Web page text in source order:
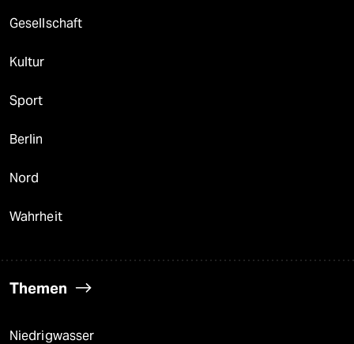
wahrheit
verlag
verlag
veranstaltungen
unterstützen
abo
genossenschaft
Gesellschaft
Kultur
Sport
Berlin
Nord
Wahrheit
Themen
Niedrigwasser